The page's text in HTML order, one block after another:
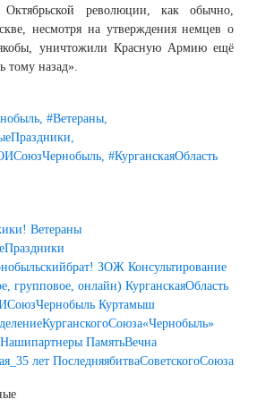
Октябрьской революции, как обычно,
несмотря на утверждения немцев о
уничтожили Красную Армию ещё
тому назад».
#Ветераны,
#КурганскаяОбласть
Ветераны
ЗОЖ Консультирование
групповое, онлайн) КурганскаяОбласть
Куртамыш
Нашипартнеры ПамятьВечна
лет ПоследняябитваСоветскогоСоюза